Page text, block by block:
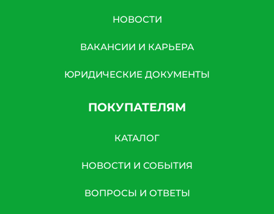
НОВОСТИ
ВАКАНСИИ И КАРЬЕРА
ЮРИДИЧЕСКИЕ ДОКУМЕНТЫ
ПОКУПАТЕЛЯМ
КАТАЛОГ
НОВОСТИ И СОБЫТИЯ
ВОПРОСЫ И ОТВЕТЫ